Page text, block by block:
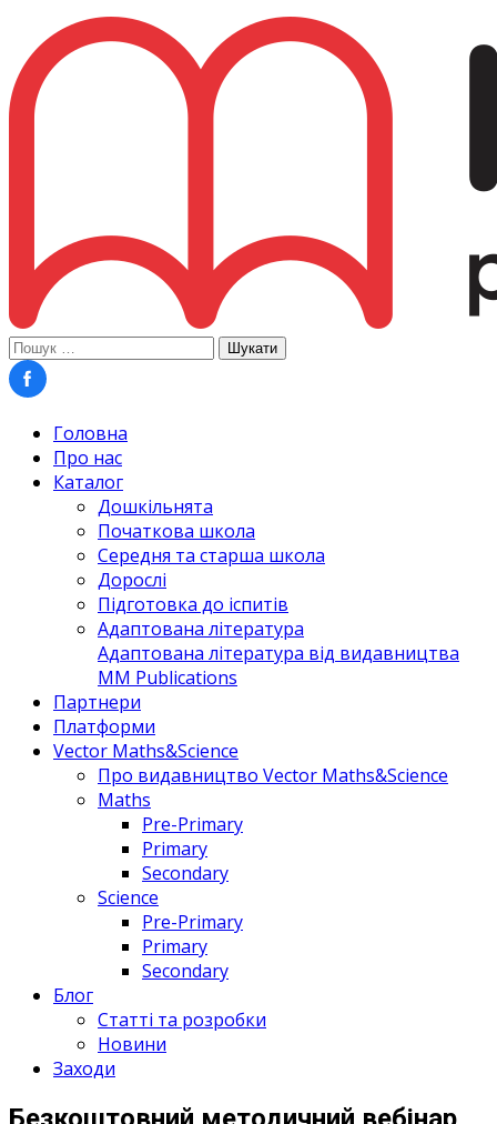
Пошук:
Головна
Про нас
Каталог
Дошкільнята
Початкова школа
Середня та старша школа
Дорослі
Підготовка до іспитів
Адаптована література
Адаптована література від видавництва
MM Publications
Партнери
Платформи
Vector Maths&Science
Про видавництво Vector Maths&Science
Maths
Pre-Primary
Primary
Secondary
Science
Pre-Primary
Primary
Secondary
Блог
Статті та розробки
Новини
Заходи